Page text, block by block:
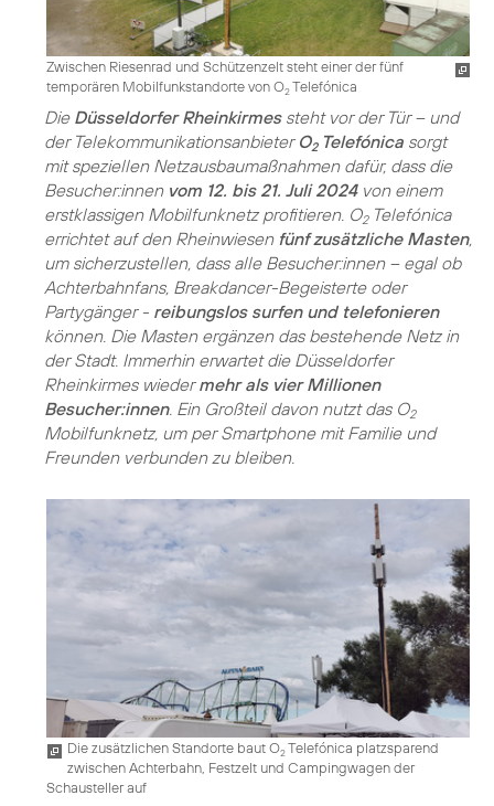
Zwischen Riesenrad und Schützenzelt steht einer der fünf
temporären Mobilfunkstandorte von O2Telefónica
Die Düsseldorfer Rheinkirmessteht vor der Tür – und
der Telekommunikationsanbieter O2Telefónica sorgt
mit speziellen Netzausbaumaßnahmen dafür, dass die
Besucher:innen vom 12. bis 21. Juli 2024von einem
erstklassigen Mobilfunknetz profitieren. O2Telefónica
errichtet auf den Rheinwiesen fünf zusätzliche Masten,
um sicherzustellen, dass alle Besucher:innen – egal ob
Achterbahnfans, Breakdancer-Begeisterte oder
Partygänger - reibungslos surfen und telefonieren
können. Die Masten ergänzen das bestehende Netz in
der Stadt. Immerhin erwartet die Düsseldorfer
Rheinkirmes wiedermehr als vier Millionen
Besucher:innen. Ein Großteil davon nutzt das O2
Mobilfunknetz, um per Smartphone mit Familie und
Freunden verbunden zu bleiben.
Die zusätzlichen Standorte baut O2Telefónica platzsparend
zwischen Achterbahn, Festzelt und Campingwagen der
Schausteller auf